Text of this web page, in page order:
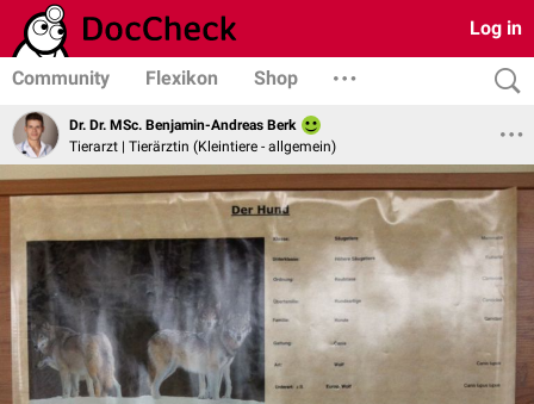
Log in
Community Flexikon Shop
Dr. Dr. MSc. Benjamin-Andreas Berk
Tierarzt | Tierärztin (Kleintiere - allgemein)